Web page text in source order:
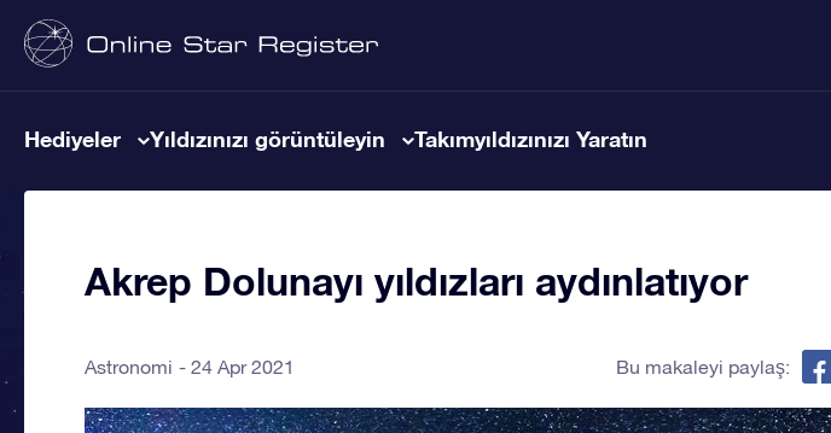
Hediyeler Yıldızınızı görüntüleyin Takımyıldızınızı Yaratın
Akrep Dolunayı yıldızları aydınlatıyor
Astronomi 24 Apr 2021 Bu makaleyi paylaş: